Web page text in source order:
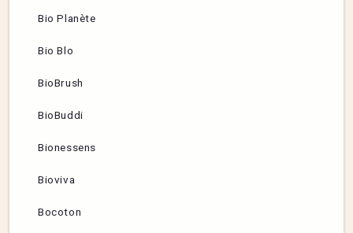
Bio Planète
Bio Blo
BioBrush
BioBuddi
Bionessens
Bioviva
Bocoton